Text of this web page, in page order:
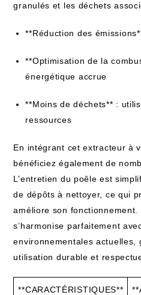
granulés et les déchets
**Réduction des
**Optimisation de la
énergétique accrue
**Moins de déchets** :
ressources
En intégrant cet extracteur à
bénéficiez également de
L’entretien du poêle est
de dépôts à nettoyer, ce qui
améliore son
s’harmonise parfaitement
environnementales actuelles,
utilisation durable et
**CARACTÉRISTIQUES**